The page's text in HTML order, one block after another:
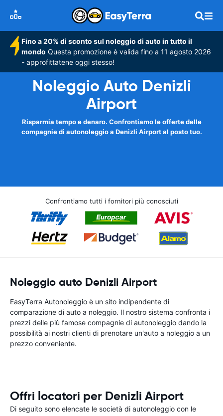
Fino a 20% di sconto sul noleggio di auto in tutto il
mondo Questa promozione è valida fino a 11 agosto 2026
- approfittatene oggi stesso!
Noleggio Auto Denizli
Airport
Risparmia tempo e denaro. Confrontiamo le offerte delle
compagnie di autonoleggio a Denizli Airport al posto tuo.
Confrontiamo tutti i fornitori più conosciuti
Noleggio auto Denizli Airport
EasyTerra Autonoleggio è un sito indipendente di
comparazione di auto a noleggio. Il nostro sistema confronta i
prezzi delle più famose compagnie di autonoleggio dando la
possibilità ai nostri clienti di prenotare un'auto a noleggio a un
prezzo conveniente.
Offri locatori per Denizli Airport
Di seguito sono elencate le società di autonoleggio con le